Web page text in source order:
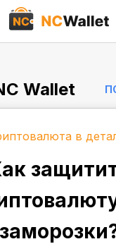
Wallet
в